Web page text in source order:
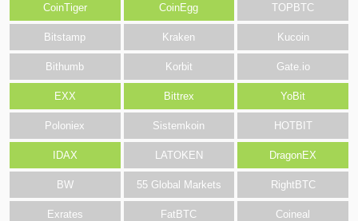
CoinTiger CoinEgg TOPBTC
Bitstamp Kraken Kucoin
Bithumb Korbit Gate.io
EXX Bittrex YoBit
Poloniex Sistemkoin HOTBIT
IDAX LATOKEN DragonEX
BW 55 Global Markets RightBTC
Exrates FatBTC Coineal